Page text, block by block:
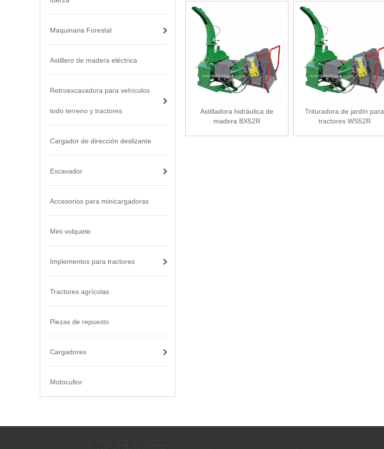
Maquinaria Forestal
Astillero de madera eléctrica
Retroexcavadora para vehículos
todo terreno y tractores
Cargador de dirección deslizante
Excavador
Accesorios para minicargadoras
Mini volquete
Implementos para tractores
Tractores agrícolas
Piezas de repuesto
Cargadores
Motocultor
Astilladora hidráulica de
madera BX52R
Trituradora de jardín para
tractores WS52R